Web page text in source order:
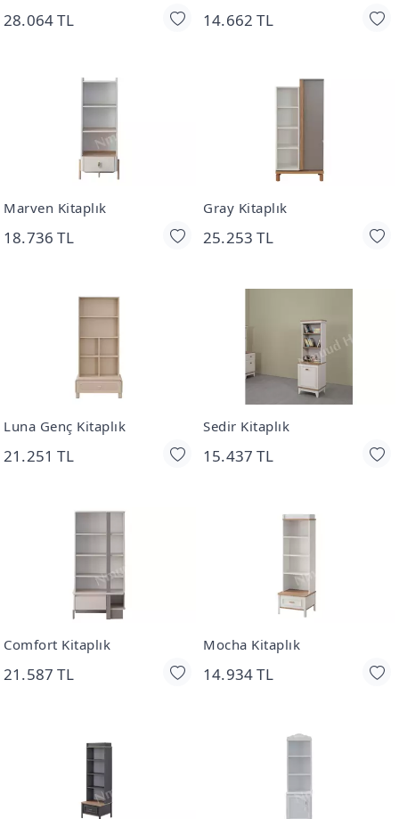
28.064 TL 14.662 TL
Marven Kitaplık
18.736 TL
Gray Kitaplık
25.253 TL
Luna Genç Kitaplık
21.251 TL
Sedir Kitaplık
15.437 TL
Comfort Kitaplık
21.587 TL
Mocha Kitaplık
14.934 TL